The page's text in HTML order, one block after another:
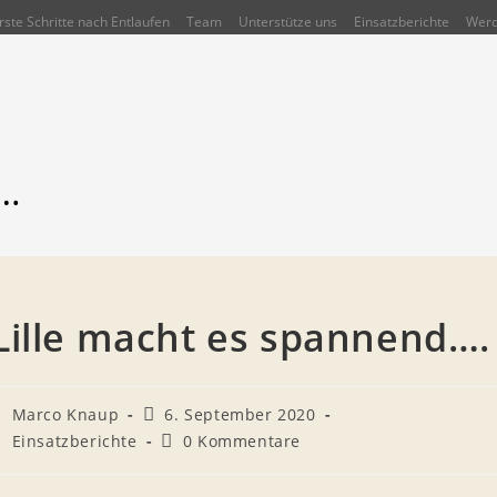
Schritte nach Entlaufen Team Unterstütze uns Einsatzberichte
macht es spannend….
Marco Knaup
Beitrag
veröffentlicht:
6. September 2020
Einsatzberichte
Beitrags-
0 Kommentare